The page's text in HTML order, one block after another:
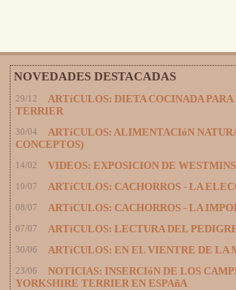
NOVEDADES DESTACADAS
29/12
ARTíCULOS: DIETA COCINADA
TERRIER
30/04
ARTíCULOS: ALIMENTACIóN
CONCEPTOS)
14/02 VIDEOS: EXPOSICION DE
10/07 ARTíCULOS: CACHORROS - LA
08/07 ARTíCULOS: CACHORROS - LA
07/07 ARTíCULOS: LECTURA DEL
30/06 ARTíCULOS: EN EL VIENTRE DE LA
23/06
NOTICIAS: INSERCIóN DE LOS
YORKSHIRE TERRIER EN ESPAñA